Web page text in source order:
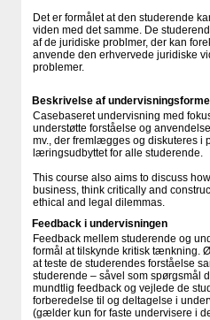
Det er formålet at den studerende
viden med det samme. De
af de juridiske problmer, der kan
anvende den erhvervede juridiske
problemer.
Beskrivelse af
Casebaseret undervisning med
understøtte forståelse og
mv., der fremlægges og diskuteres i
læringsudbyttet for alle studerende.
This course also aims to discuss
business, think critically and
ethical and legal dilemmas.
Feedback i undervisningen
Feedback mellem studerende og
formål at tilskynde kritisk tænkning.
at teste de studerendes forståelse
studerende – såvel som spørgsmål
mundtlig feedback og vejlede de
forberedelse til og deltagelse i
(gælder kun for faste undervisere i